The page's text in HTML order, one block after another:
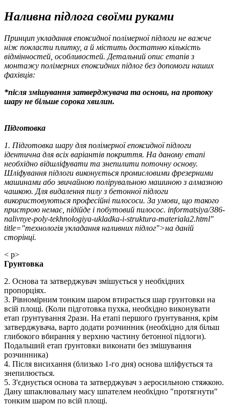
Наливна підлога своїми руками
Принцип укладання епоксидної полімерної підлоги не важче
ніж покласти плитку, а й містить достатню кількість
відмінностей, особливостей. Детальний опис етапів з
монтажу полімерних епоксидних підлог без допомоги наших
фахівців:
*після змішування затверджувача та основи, на протоку
шару не більше сорока хвилин.
Підготовка
1. Підготовка шару для полімерної епоксидної підлоги
ідентична для всіх варіантів покриття. На даному етапі
необхідно відшліфувати та знепилити поточну основу.
Шліфування підлоги виконується промисловими фрезерними
машинами або звичайною полірувальною машиною з алмазною
чашкою. Для видалення пилу з бетонної підлоги
використовуються професійні пилососи. За умови, що такого
пристрою немає, підійде і побутовий пилосос. informatsiya/386-
nalivnye-poly-tekhnologiya-ukladka-i-struktura-materiala2.html"
title="технологія укладання наливних підлог">на даній
сторінці.
< p>
Грунтовка
2. Основа та затверджувач змішується у необхідних
пропорціях.
3. Рівномірним тонким шаром втирається шар грунтовки на
всій площі. (Коли підготовка пухка, необхідно виконувати
етап ґрунтування 2рази. На етапі першого ґрунтування, крім
затверджувача, варто додати розчинник (необхідно для більш
глибокого вбирання у верхню частину бетонної підлоги).
Подальший етап ґрунтовки виконати без змішування
розчинника)
4. Після висихання (близько 1-го дня) основа шліфується та
знепилюється.
5. З'єднується основа та затверджувач з аеросильною стяжкою.
Дану шпаклювальну масу шпателем необхідно "протягнути"
тонким шаром по всій площі.